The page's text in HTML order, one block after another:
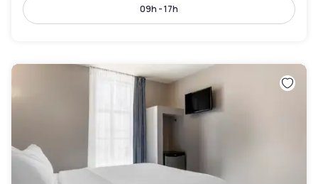
09h - 17h